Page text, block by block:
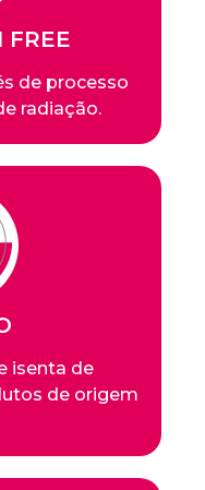
FREE
de processo
radiação.
isenta de
de origem